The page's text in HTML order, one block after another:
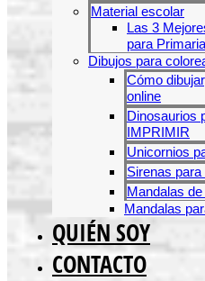
Material escolar
Las 3
para Primaria
Dibujos para
Cómo
online
Dinosaurios
IMPRIMIR
Unicornios
Sirenas
Mandalas
Mandalas
QUIÉN SOY
CONTACTO